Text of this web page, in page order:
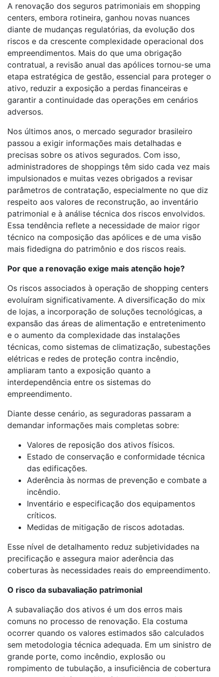
A renovação dos seguros patrimoniais em shopping
centers, embora rotineira, ganhou novas nuances
diante de mudanças regulatórias, da evolução dos
riscos e da crescente complexidade operacional dos
empreendimentos. Mais do que uma obrigação
contratual, a revisão anual das apólices tornou-se uma
etapa estratégica de gestão, essencial para proteger o
ativo, reduzir a exposição a perdas financeiras e
garantir a continuidade das operações em cenários
adversos.
Nos últimos anos, o mercado segurador brasileiro
passou a exigir informações mais detalhadas e
precisas sobre os ativos segurados. Com isso,
administradores de shoppings têm sido cada vez mais
impulsionados e muitas vezes obrigados a revisar
parâmetros de contratação, especialmente no que diz
respeito aos valores de reconstrução, ao inventário
patrimonial e à análise técnica dos riscos envolvidos.
Essa tendência reflete a necessidade de maior rigor
técnico na composição das apólices e de uma visão
mais fidedigna do patrimônio e dos riscos reais.
Por que a renovação exige mais atenção hoje?
Os riscos associados à operação de shopping centers
evoluíram significativamente. A diversificação do mix
de lojas, a incorporação de soluções tecnológicas, a
expansão das áreas de alimentação e entretenimento
e o aumento da complexidade das instalações
técnicas, como sistemas de climatização, subestações
elétricas e redes de proteção contra incêndio,
ampliaram tanto a exposição quanto a
interdependência entre os sistemas do
empreendimento.
Diante desse cenário, as seguradoras passaram a
demandar informações mais completas sobre:
Valores de reposição dos ativos físicos.
Estado de conservação e conformidade técnica
das edificações.
Aderência às normas de prevenção e combate a
incêndio.
Inventário e especificação dos equipamentos
críticos.
Medidas de mitigação de riscos adotadas.
Esse nível de detalhamento reduz subjetividades na
precificação e assegura maior aderência das
coberturas às necessidades reais do empreendimento.
O risco da subavaliação patrimonial
A subavaliação dos ativos é um dos erros mais
comuns no processo de renovação. Ela costuma
ocorrer quando os valores estimados são calculados
sem metodologia técnica adequada. Em um sinistro de
grande porte, como incêndio, explosão ou
rompimento de tubulação, a insuficiência de cobertura